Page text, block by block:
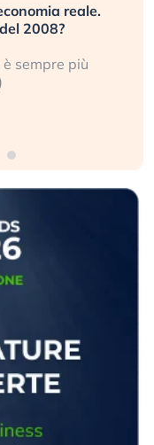
reale.
2008?
sempre più